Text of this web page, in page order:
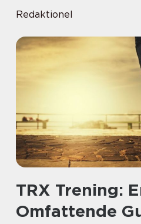
Redaktionel
TRX Trening:
Omfattende